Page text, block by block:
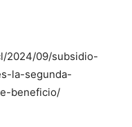
2024/09/subsidio-
la-segunda-
beneficio/